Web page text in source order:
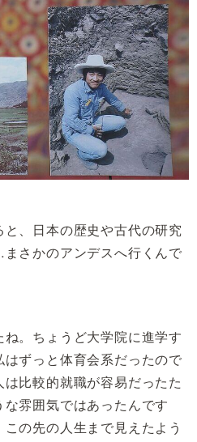
日本の歴史や古代の研究
さかのアンデスへ行くんで
。ちょうど大学院に進学す
ずっと体育会系だったので
比較的就職が容易だったた
雰囲気ではあったんです
の先の人生まで見えたよう